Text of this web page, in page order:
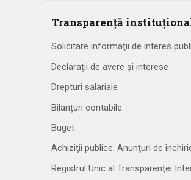
Transparență
Solicitare informaţii de interes
Declarații de avere și interese
Drepturi salariale
Bilanțuri contabile
Buget
Achiziţii publice. Anunţuri de
Registrul Unic al Transparenţei